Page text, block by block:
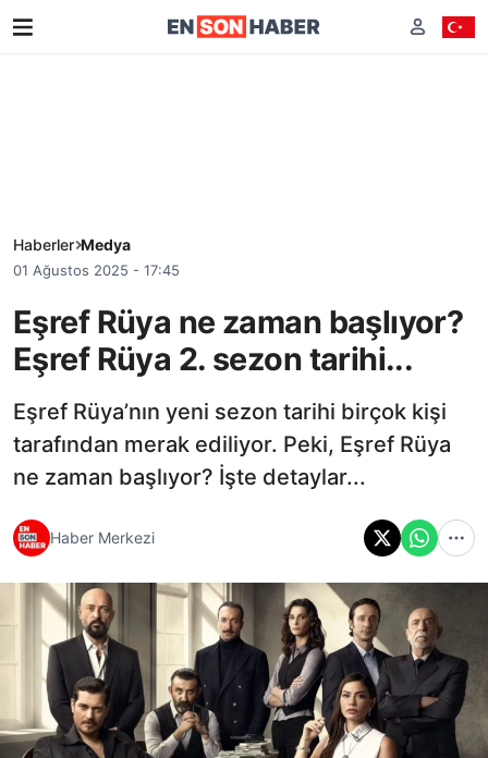
Haberler Medya
01 Ağustos 2025 - 17:45
Eşref Rüya ne zaman başlıyor?
Eşref Rüya 2. sezon tarihi...
Eşref Rüya’nın yeni sezon tarihi birçok kişi
tarafından merak ediliyor. Peki, Eşref Rüya
ne zaman başlıyor? İşte detaylar...
Haber Merkezi